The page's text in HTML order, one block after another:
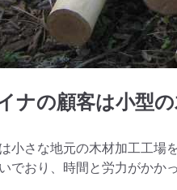
ナの顧客は小型
小さな地元の木材加工工場
でおり、時間と労力がかか